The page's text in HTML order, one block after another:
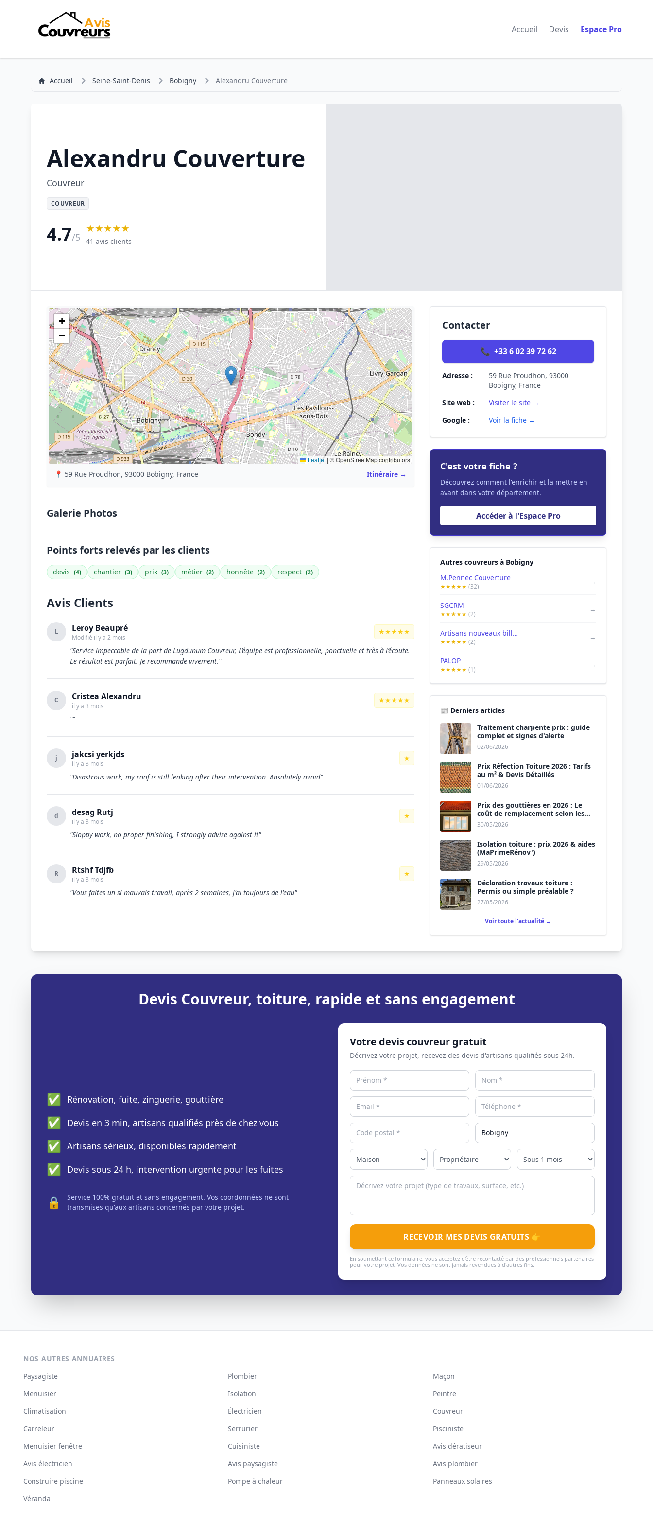
Accueil Devis Espace Pro
Accueil Seine-Saint-Denis Bobigny Alexandru Couverture
Alexandru Couverture
Couvreur
COUVREUR
4.7/5
★★★★★
41 avis clients
+
−
Leaflet | © OpenStreetMap contributors
📍 59 Rue Proudhon, 93000 Bobigny, France Itinéraire →
Galerie Photos
Points forts relevés par les clients
devis (4) chantier (3) prix (3) métier (2) honnête (2) respect (2)
Avis Clients
L Leroy Beaupré
Modifié il y a 2 mois
★★★★★
"Service impeccable de la part de Lugdunum Couvreur, L’équipe est professionnelle, ponctuelle et très à l’écoute.
Le résultat est parfait. Je recommande vivement."
C Cristea Alexandru
il y a 3 mois
★★★★★
""
j jakcsi yerkjds
il y a 3 mois
★
"Disastrous work, my roof is still leaking after their intervention. Absolutely avoid"
d desag Rutj
il y a 3 mois
★
"Sloppy work, no proper finishing, I strongly advise against it"
R Rtshf Tdjfb
il y a 3 mois
★
"Vous faites un si mauvais travail, après 2 semaines, j'ai toujours de l'eau"
Contacter
📞 +33 6 02 39 72 62
Adresse :
59 Rue Proudhon, 93000
Bobigny, France
Site web :
Visiter le site →
Google :
Voir la fiche →
C'est votre fiche ?
Découvrez comment l'enrichir et la mettre en
avant dans votre département.
Accéder à l'Espace Pro
Autres couvreurs à Bobigny
M.Pennec Couverture
★★★★★(32)
→
SGCRM
★★★★★(2)
→
Artisans nouveaux billy couvreur bobigny Réparation de fuite étanchéité
★★★★★(2)
→
PALOP
★★★★★(1)
→
📰 Derniers articles
Traitement charpente prix : guide
complet et signes d'alerte
02/06/2026
Prix Réfection Toiture 2026 : Tarifs
au m² & Devis Détaillés
01/06/2026
Prix des gouttières en 2026 : Le
coût de remplacement selon les
matériaux
30/05/2026
Isolation toiture : prix 2026 & aides
(MaPrimeRénov')
29/05/2026
Déclaration travaux toiture :
Permis ou simple préalable ?
27/05/2026
Voir toute l'actualité →
Devis Couvreur, toiture, rapide et sans engagement
✅ Rénovation, fuite, zinguerie, gouttière
✅ Devis en 3 min, artisans qualifiés près de chez vous
✅ Artisans sérieux, disponibles rapidement
✅ Devis sous 24 h, intervention urgente pour les fuites
🔒
Service 100% gratuit et sans engagement. Vos coordonnées ne sont
transmises qu'aux artisans concernés par votre projet.
Votre devis couvreur gratuit
Décrivez votre projet, recevez des devis d'artisans qualifiés sous 24h.
RECEVOIR MES DEVIS GRATUITS 👉
En soumettant ce formulaire, vous acceptez d'être recontacté par des professionnels partenaires
pour votre projet. Vos données ne sont jamais revendues à d'autres fins.
NOS AUTRES ANNUAIRES
Paysagiste
Plombier
Maçon
Menuisier
Isolation
Peintre
Climatisation
Électricien
Couvreur
Carreleur
Serrurier
Pisciniste
Menuisier fenêtre
Cuisiniste
Avis dératiseur
Avis électricien
Avis paysagiste
Avis plombier
Construire piscine
Pompe à chaleur
Panneaux solaires
Véranda